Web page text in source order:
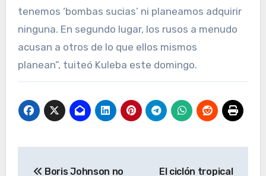
tenemos ‘bombas sucias’ ni planeamos adquirir
ninguna. En segundo lugar, los rusos a menudo
acusan a otros de lo que ellos mismos
planean”, tuiteó Kuleba este domingo.
Boris Johnson no
El ciclón tropical